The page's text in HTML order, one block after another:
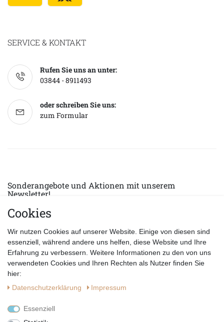
SERVICE & KONTAKT
Rufen Sie uns an unter:
03844 - 8911493
oder schreiben Sie uns:
zum Formular
Sonderangebote und Aktionen mit unserem
Newsletter!
E-MAIL *
Datenschutzerklärung
Cookies
Wir nutzen Cookies auf unserer Website. Einige von diesen sind
essenziell, während andere uns helfen, diese Website und Ihre
Erfahrung zu verbessern. Weitere Informationen zu den von uns
verwendeten Cookies und Ihren Rechten als Nutzer finden Sie
hier:
Daten­schutz­erklärung
Impressum
Essenziell